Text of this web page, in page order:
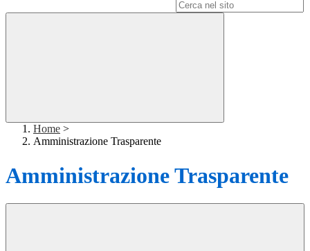
Home >
Amministrazione Trasparente
Amministrazione Trasparente